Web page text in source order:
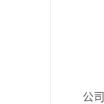
公